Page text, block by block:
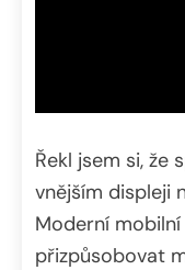
Řekl jsem si, že
vnějším displeji
Moderní
přizpůsobovat